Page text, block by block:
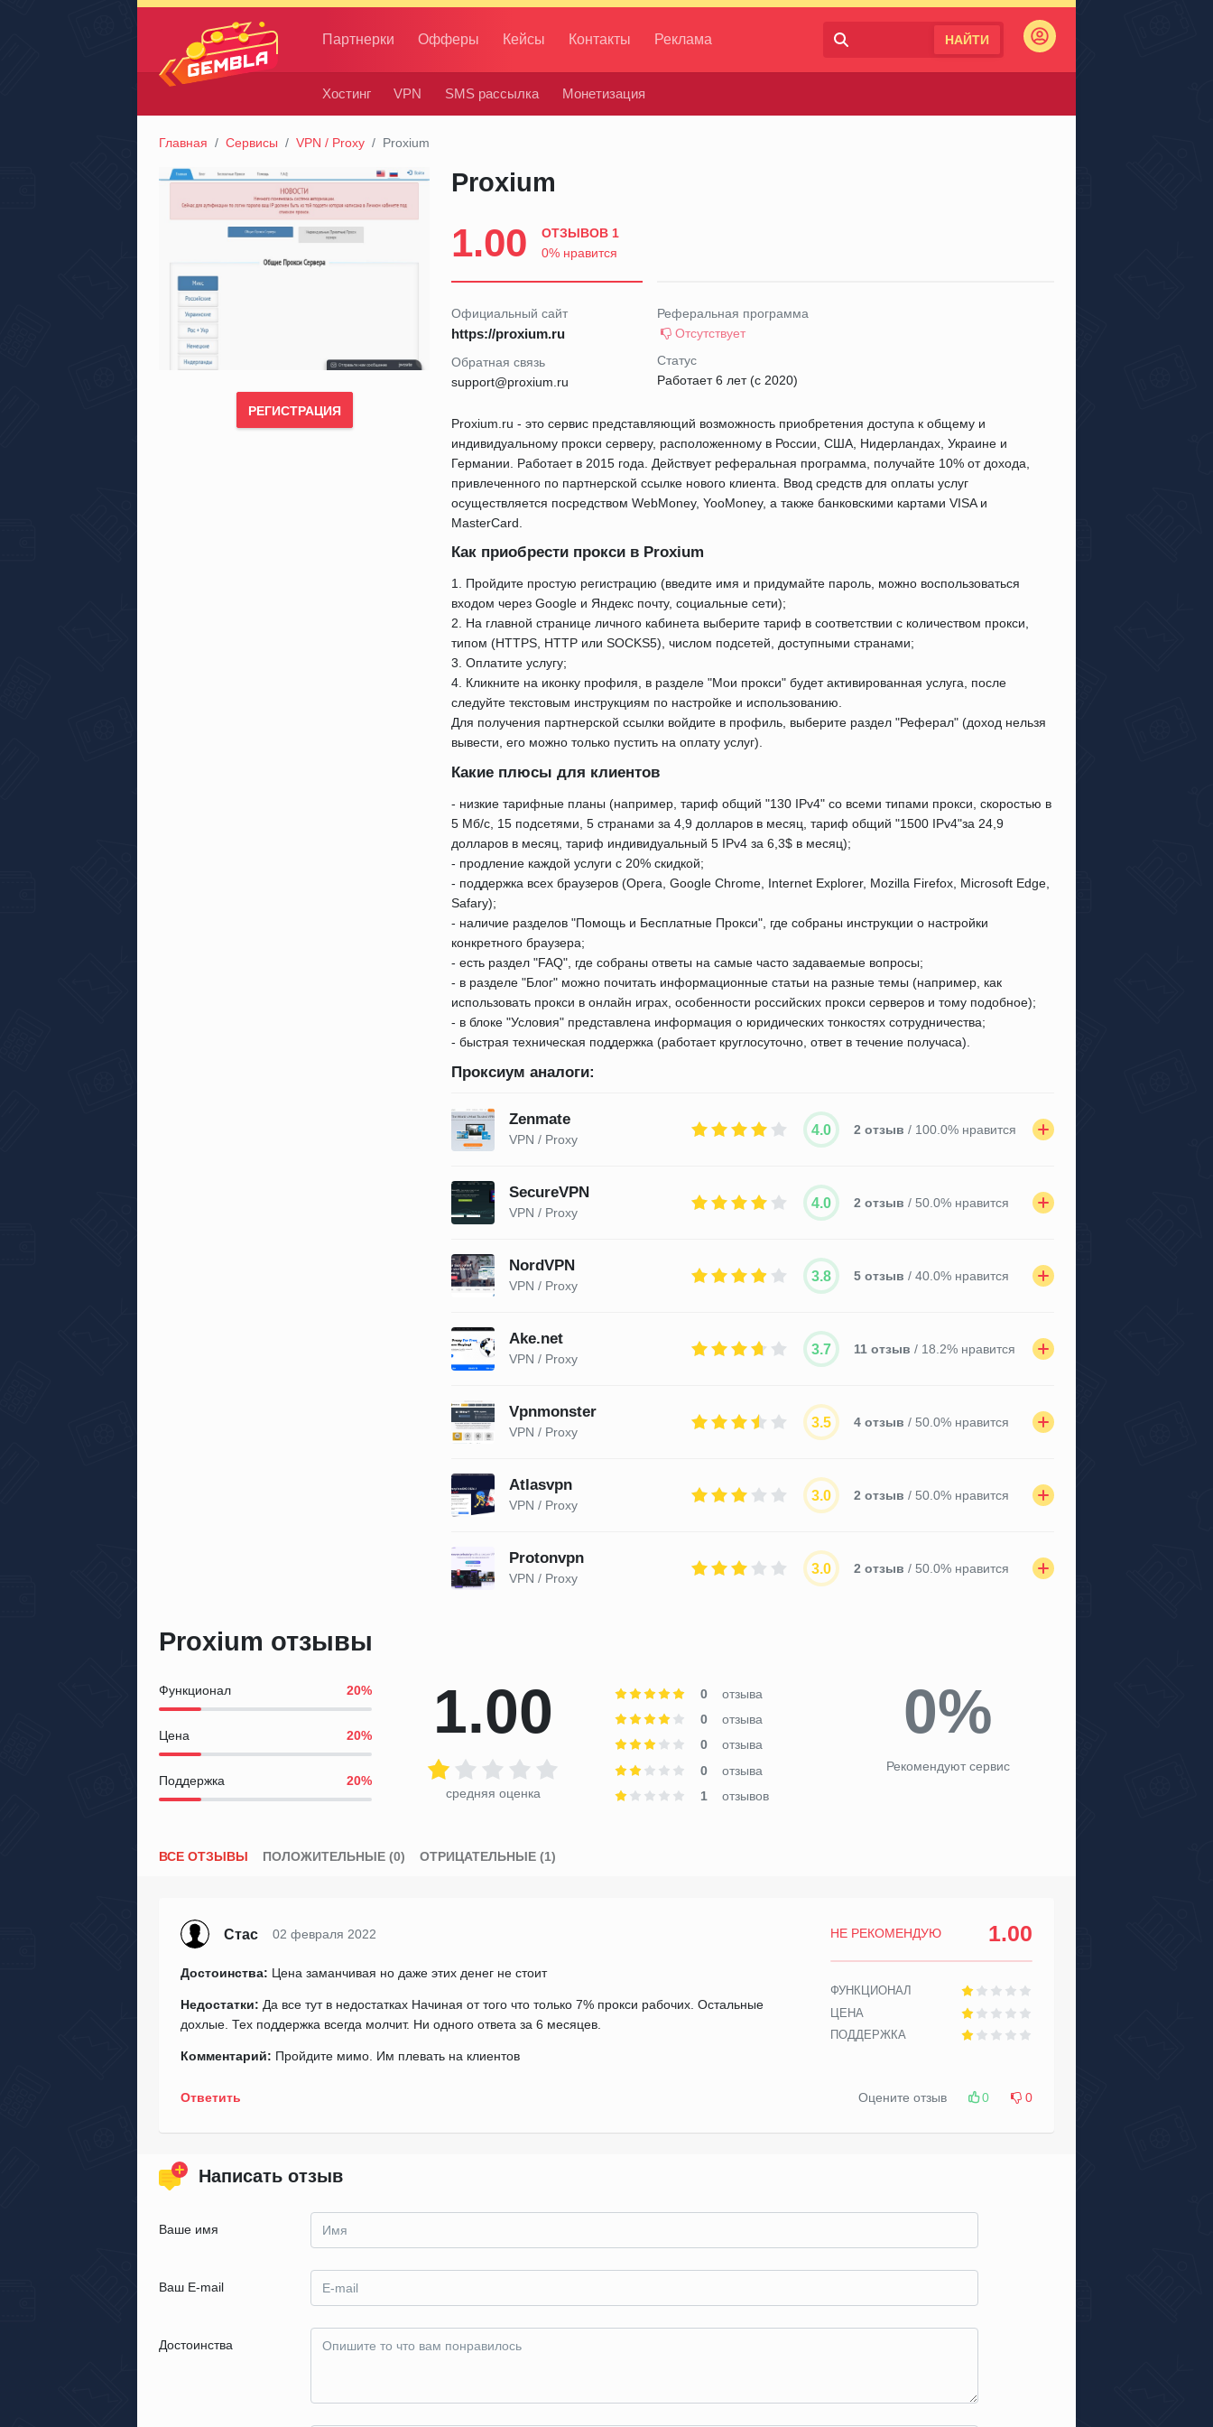
Партнерки Офферы Кейсы Контакты Реклама НАЙТИ Войти
Хостинг VPN SMS рассылка Монетизация
Главная Сервисы VPN / Proxy Proxium
Proxium
1.00
ОТЗЫВОВ 1
0% нравится
Официальный сайт
https://proxium.ru
Обратная связь
support@proxium.ru
Реферальная программа
Отсутствует
Статус
Работает 6 лет (с 2020)
Proxium.ru - это сервис представляющий возможность приобретения доступа к общему и
индивидуальному прокси серверу, расположенному в России, США, Нидерландах, Украине и
Германии. Работает в 2015 года. Действует реферальная программа, получайте 10% от дохода,
привлеченного по партнерской ссылке нового клиента. Ввод средств для оплаты услуг
осуществляется посредством WebMoney, YooMoney, а также банковскими картами VISA и
MasterCard.
Как приобрести прокси в Proxium
1. Пройдите простую регистрацию (введите имя и придумайте пароль, можно воспользоваться
входом через Google и Яндекс почту, социальные сети);
2. На главной странице личного кабинета выберите тариф в соответствии с количеством прокси,
типом (HTTPS, HTTP или SOCKS5), числом подсетей, доступными странами;
3. Оплатите услугу;
4. Кликните на иконку профиля, в разделе "Мои прокси" будет активированная услуга, после
следуйте текстовым инструкциям по настройке и использованию.
Для получения партнерской ссылки войдите в профиль, выберите раздел "Реферал" (доход нельзя
вывести, его можно только пустить на оплату услуг).
Какие плюсы для клиентов
- низкие тарифные планы (например, тариф общий "130 IPv4" со всеми типами прокси, скоростью в
5 Мб/с, 15 подсетями, 5 странами за 4,9 долларов в месяц, тариф общий "1500 IPv4"за 24,9
долларов в месяц, тариф индивидуальный 5 IPv4 за 6,3$ в месяц);
- продление каждой услуги с 20% скидкой;
- поддержка всех браузеров (Opera, Google Chrome, Internet Explorer, Mozilla Firefox, Microsoft Edge,
Safary);
- наличие разделов "Помощь и Бесплатные Прокси", где собраны инструкции о настройки
конкретного браузера;
- есть раздел "FAQ", где собраны ответы на самые часто задаваемые вопросы;
- в разделе "Блог" можно почитать информационные статьи на разные темы (например, как
использовать прокси в онлайн играх, особенности российских прокси серверов и тому подобное);
- в блоке "Условия" представлена информация о юридических тонкостях сотрудничества;
- быстрая техническая поддержка (работает круглосуточно, ответ в течение получаса).
Проксиум аналоги:
Zenmate
VPN / Proxy
4.0 2 отзыв / 100.0% нравится
SecureVPN
VPN / Proxy
4.0 2 отзыв / 50.0% нравится
NordVPN
VPN / Proxy
3.8 5 отзыв / 40.0% нравится
Ake.net
VPN / Proxy
3.7 11 отзыв / 18.2% нравится
Vpnmonster
VPN / Proxy
3.5 4 отзыв / 50.0% нравится
Atlasvpn
VPN / Proxy
3.0 2 отзыв / 50.0% нравится
Protonvpn
VPN / Proxy
3.0 2 отзыв / 50.0% нравится
РЕГИСТРАЦИЯ
Proxium отзывы
Функционал
Цена
Поддержка
1.00
средняя оценка
0
отзыва
0
отзыва
0
отзыва
0
отзыва
1
отзывов
0%
Рекомендуют сервис
ВСЕ ОТЗЫВЫ ПОЛОЖИТЕЛЬНЫЕ (0) ОТРИЦАТЕЛЬНЫЕ (1)
Стас 02 февраля 2022
Достоинства: Цена заманчивая но даже этих денег не стоит
Недостатки: Да все тут в недостатках Начиная от того что только 7% прокси рабочих. Остальные
дохлые. Тех поддержка всегда молчит. Ни одного ответа за 6 месяцев.
Комментарий: Пройдите мимо. Им плевать на клиентов
НЕ РЕКОМЕНДУЮ 1.00
ФУНКЦИОНАЛ
ЦЕНА
ПОДДЕРЖКА
Ответить Оцените отзыв 0 0
Написать отзыв
Ваше имя
Ваш E-mail
Достоинства